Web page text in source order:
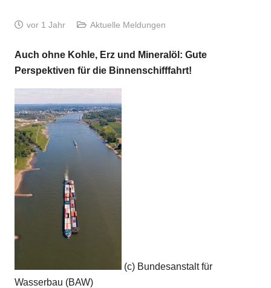
vor 1 Jahr Aktuelle Meldungen
Auch ohne Kohle, Erz und Mineralöl: Gute
Perspektiven für die Binnenschifffahrt!
(c) Bundesanstalt für
Wasserbau (BAW)